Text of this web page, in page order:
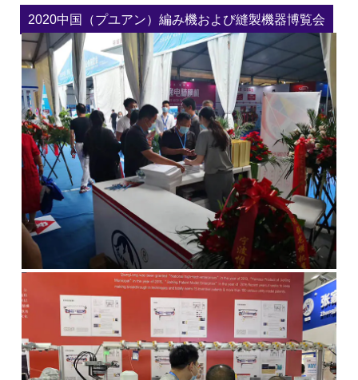
2020中国（プユアン）編み機および縫製機器博覧会